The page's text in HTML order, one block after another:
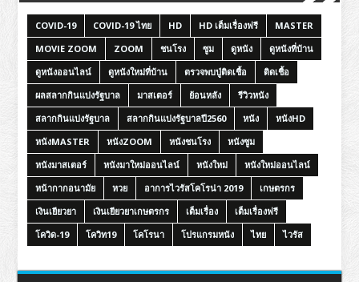
COVID-19 COVID-19 ไทย HD HD เต็มเรื่องฟรี
MASTER
MOVIE ZOOM
ZOOM ชนโรง ซูม ดูหนัง
ดูหนังที่บ้าน
ดูหนังออนไลน์
ดูหนังใหม่ที่บ้าน ตรวจพบปู่ติดเชื้อ
ติดเชื้อ
ผลสลากกินแบ่งรัฐบาล
มาสเตอร์ ย้อนหลัง
รีวิวหนัง
สลากกินแบ่งรัฐบาล
สลากกินแบ่งรัฐบาลปี2560 หนัง
หนังHD
หนังMASTER
หนังZOOM หนังชนโรง
หนังซูม
หนังมาสเตอร์
หนังมาใหม่ออนไลน์ หนังใหม่
หนังใหม่ออนไลน์
หน้ากากอนามัย
หวย อาการไวรัสโคโรน่า 2019
เกษตรกร
เงินเยียวยา
เงินเยียวยาเกษตรกร เต็มเรื่อง
เต็มเรื่องฟรี
โควิด-19
โควิท19 โคโรนา โปรแกรมหนัง ไทย ไวรัส